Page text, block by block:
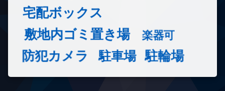
宅配ボックス
敷地内ゴミ置き場
楽器可
防犯カメラ 駐車場 駐輪場